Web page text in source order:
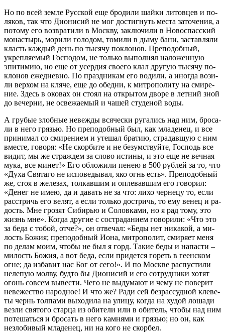
Но по всей зем­ле Рус­ской еще бро­ди­ли шай­ки ли­тов­цев и по­
ля­ков, так что Ди­о­ни­сий не мог до­стиг­нуть ме­ста за­то­че­ния, а
по­то­му его воз­вра­ти­ли в Моск­ву, зак­лю­чи­ли в Но­воспас­ский
мо­на­стырь, мо­ри­ли го­ло­дом, то­ми­ли в ды­му ба­ни, за­став­ля­ли
класть каж­дый день по ты­ся­чу по­кло­нов. Пре­по­доб­ный,
укреп­ля­е­мый Гос­по­дом, не толь­ко вы­пол­нял на­ло­жен­ную
эпи­ти­мию, но еще от усер­дия сво­е­го клал дру­гую ты­ся­чу по­
кло­нов еже­днев­но. По празд­ни­кам его во­ди­ли, а ино­гда во­зи­
ли вер­хом на кля­че, еще до обед­ни, к мит­ро­по­ли­ту на сми­ре­
ние. Здесь в око­вах он сто­ял на от­кры­том дво­ре в лет­ний зной
до ве­чер­ни, не осве­жа­е­мый и ча­шей сту­де­ной во­ды.
А гру­бые злоб­ные невеж­ды вся­че­ски ру­га­лись над ним, бро­са­
ли в него гря­зью. Но пре­по­доб­ный был, как мла­де­нец, и все
при­ни­мал со сми­ре­ни­ем и уте­шал бра­тию, стра­дав­шую с ним
вме­сте, го­во­ря: «Не скор­би­те и не безум­ствуй­те, Гос­подь все
ви­дит, мы же страж­дем за сло­во ис­ти­ны, и это еще не веч­ная
му­ка, все минет!» Его об­ло­жи­ли пе­нею в 500 руб­лей за то, что
«Ду­ха Свя­та­го не ис­по­ве­ды­вал, яко огнь есть». Пре­по­доб­ный
же, стоя в же­ле­зах, тол­кав­шим и опле­вав­шим его го­во­рил:
«Де­нег не имею, да и да­вать не за что: ли­хо чер­не­цу то, ес­ли
рас­стричь его ве­лят, а ес­ли толь­ко до­стричь, то ему ве­нец и ра­
дость. Мне гро­зят Си­би­рью и Со­лов­ка­ми, но я рад то­му, это
жизнь мне». Ко­гда дру­гие с со­стра­да­ни­ем го­во­ри­ли: «Что это
за бе­да с то­бой, от­че?», он от­ве­чал: «Бе­ды нет ни­ка­кой, а ми­
лость Бо­жия; пре­по­доб­ный Иона, мит­ро­по­лит, сми­ря­ет ме­ня
по де­лам мо­им, чтобы не был я горд. Та­кие бе­ды и на­па­сти –
ми­лость Бо­жия, а вот бе­да, ес­ли при­дет­ся го­реть в ге­ен­ском
огне; да из­ба­вит нас Бог от се­го!». И по Москве рас­пу­сти­ли
неле­пую мол­ву, буд­то бы Ди­о­ни­сий и его со­труд­ни­ки хо­тят
огонь со­всем вы­ве­сти. Че­го не вы­ду­ма­ют и че­му не по­ве­рит
неве­же­ство на­род­ное! И что же? Ра­ди сей без­рас­суд­ной кле­ве­
ты чернь тол­па­ми вы­хо­ди­ла на ули­цу, ко­гда на ху­дой ло­ша­ди
вез­ли свя­то­го стар­ца из оби­те­ли или в оби­тель, чтобы над ним
по­те­шать­ся и бро­сать в него кам­ня­ми и гря­зью; но он, как
незло­би­вый мла­де­нец, ни на ко­го не скор­бел.